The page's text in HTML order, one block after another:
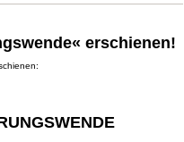
erschienen!